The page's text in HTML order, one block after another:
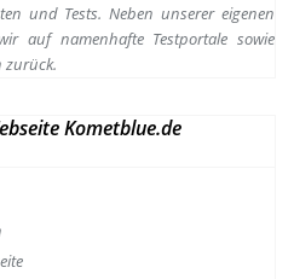
und Tests. Neben unserer eigenen
auf namenhafte Testportale sowie
zurück.
Kometblue.de